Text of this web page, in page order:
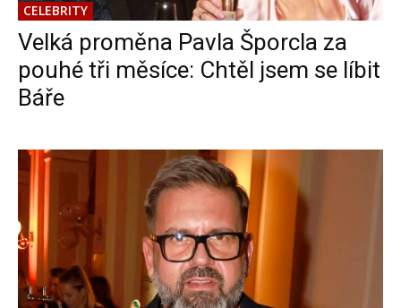
CELEBRITY
Velká proměna Pavla Šporcla za
pouhé tři měsíce: Chtěl jsem se líbit
Báře